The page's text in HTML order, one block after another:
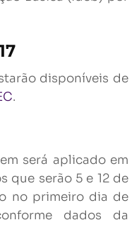
disponíveis de
.
será aplicado em
que serão 5 e 12 de
no primeiro dia de
dados da